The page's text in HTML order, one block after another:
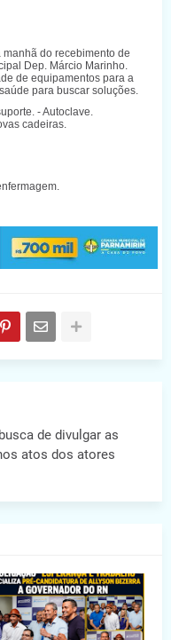
do recebimento de
Dep. Márcio Marinho.
de equipamentos para a
para buscar soluções.
- Autoclave.
cadeiras.
de divulgar as
atos dos atores